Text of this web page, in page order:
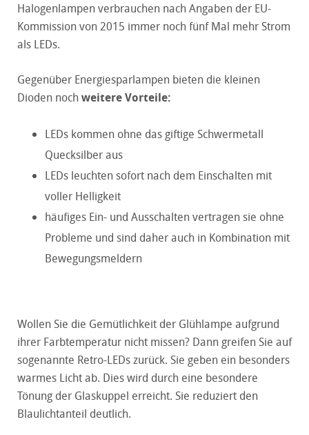
Halogenlampen verbrauchen nach Angaben der EU-
Kommission von 2015 immer noch fünf Mal mehr Strom
als LEDs.
Gegenüber Energiesparlampen bieten die kleinen
Dioden nochweitere Vorteile:
LEDs kommen ohne das giftige Schwermetall
Quecksilber aus
LEDs leuchten sofort nach dem Einschalten mit
voller Helligkeit
häufiges Ein- und Ausschalten vertragen sie ohne
Probleme und sind daher auch in Kombination mit
Bewegungsmeldern
Wollen Sie die Gemütlichkeit der Glühlampe aufgrund
ihrer Farbtemperatur nicht missen? Dann greifen Sie auf
sogenannte Retro-LEDs zurück. Sie geben ein besonders
warmes Licht ab. Dies wird durch eine besondere
Tönung der Glaskuppel erreicht. Sie reduziert den
Blaulichtanteil deutlich.